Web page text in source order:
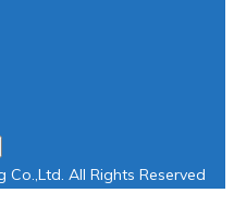
All Rights Reserved